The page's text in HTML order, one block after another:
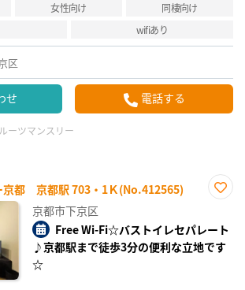
女性向け
同棲向け
wifiあり
区
せ 電話する
ーツマンスリー
京都 京都駅 703・1Ｋ(No.412565)
り登
京都市下京区
Free Wi-Fi☆バストイレセパレート
♪京都駅まで徒歩3分の便利な立地です
☆